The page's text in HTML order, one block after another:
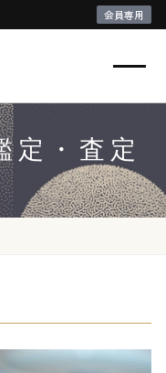
会員専用
定・査定